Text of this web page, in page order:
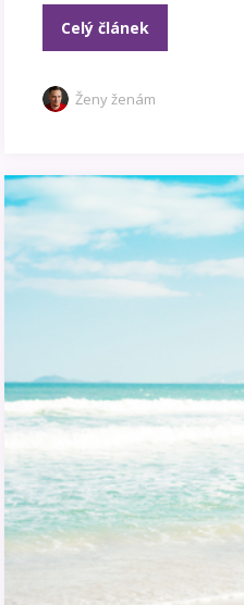
Celý článek
Ženy ženám